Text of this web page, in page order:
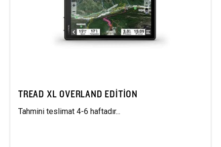
TREAD XL OVERLAND EDITION
Tahmini teslimat 4-6 haftadır...